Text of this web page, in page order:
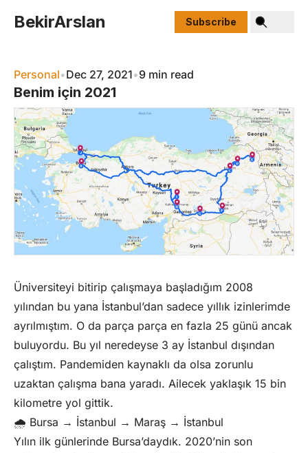
BekirArslan Subscribe
Personal•Dec 27, 2021•9 min read
Benim için 2021
Üniversiteyi bitirip çalışmaya başladığım 2008
yılından bu yana İstanbul’dan sadece yıllık izinlerimde
ayrılmıştım. O da parça parça en fazla 25 günü ancak
buluyordu. Bu yıl neredeyse 3 ay İstanbul dışından
çalıştım. Pandemiden kaynaklı da olsa zorunlu
uzaktan çalışma bana yaradı. Ailecek yaklaşık 15 bin
kilometre yol gittik.
🌧️ Bursa → İstanbul → Maraş → İstanbul
Yılın ilk günlerinde Bursa’daydık. 2020’nin son